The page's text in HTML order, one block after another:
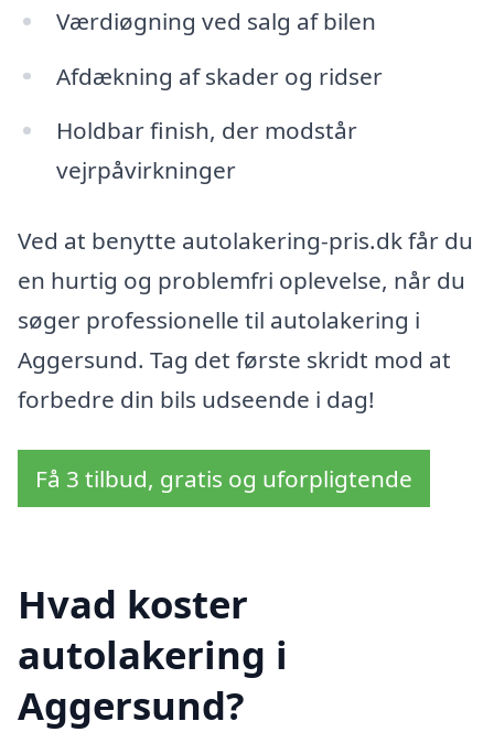
Værdiøgning ved salg af bilen
Afdækning af skader og ridser
Holdbar finish, der modstår
vejrpåvirkninger
Ved at benytte autolakering-pris.dk får du
en hurtig og problemfri oplevelse, når du
søger professionelle til autolakering i
Aggersund. Tag det første skridt mod at
forbedre din bils udseende i dag!
Få 3 tilbud, gratis og uforpligtende
Hvad koster
autolakering i
Aggersund?